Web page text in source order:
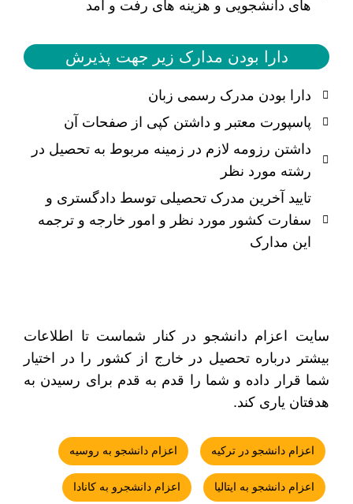
های دانشجویی و هزینه های رفت و آمد
دارا بودن مدارک زیر جهت پذیرش
دارا بودن مدرک رسمی زبان
پاسپورت معتبر و داشتن کپی از صفحات آن
داشتن رزومه لازم در زمینه مربوط به تحصیل در
رشته مورد نظر
تایید آخرین مدرک تحصیلی توسط دادگستری و
سفارت کشور مورد نظر و امور خارجه و ترجمه
این مدارک
سایت اعزام دانشجو در کنار شماست تا اطلاعات
بیشتر درباره تحصیل در خارج از کشور را در اختیار
شما قرار داده و شما را قدم به قدم برای رسیدن به
هدفتان یاری کند.
اعزام دانشجو در ترکیه اعزام دانشجو به روسیه
اعزام دانشجو به ایتالیا اعزام دانشجرو به کانادا